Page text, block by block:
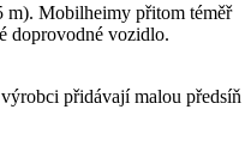
m). Mobilheimy přitom téměř
doprovodné vozidlo.
přidávají malou předsíň